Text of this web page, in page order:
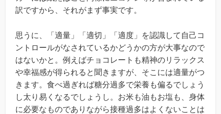
訳ですから、それがまず事実です。
思うに、「適量」「適切」「適度」を認識して自己コ
ントロールがなされているかどうかの方が大事なので
はないかと。例えばチョコレートも精神のリラックス
や幸福感が得られると聞きますが、そこには適量がつ
きます。食べ過ぎれば糖分過多で栄養も偏るでしょう
し太り易くなるでしょうし。お米も油もお塩も、身体
に必要なものでありながら接種過多はよくないことは